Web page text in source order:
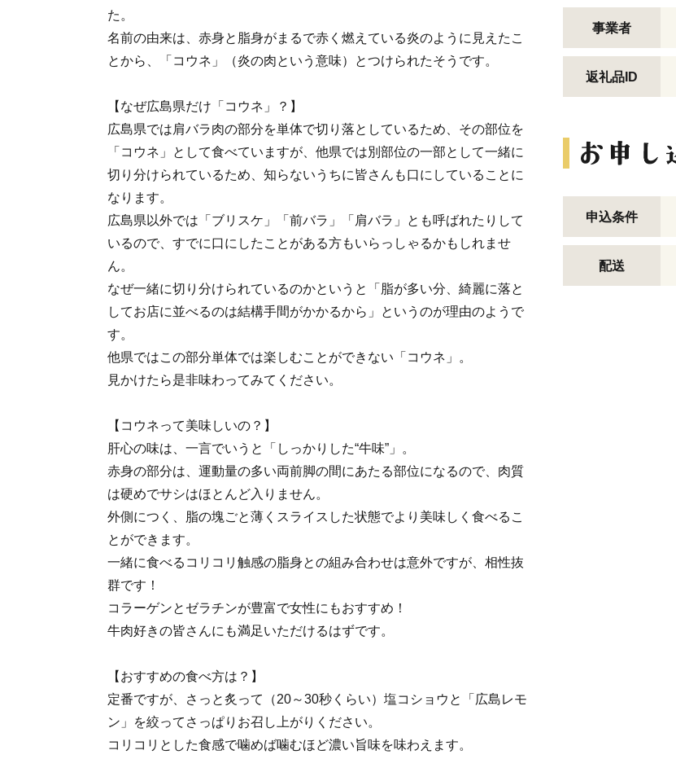
た。
名前の由来は、赤身と脂身がまるで赤く燃えている炎のように見えたこ
とから、「コウネ」（炎の肉という意味）とつけられたそうです。
【なぜ広島県だけ「コウネ」？】
広島県では肩バラ肉の部分を単体で切り落としているため、その部位を
「コウネ」として食べていますが、他県では別部位の一部として一緒に
切り分けられているため、知らないうちに皆さんも口にしていることに
なります。
広島県以外では「ブリスケ」「前バラ」「肩バラ」とも呼ばれたりして
いるので、すでに口にしたことがある方もいらっしゃるかもしれませ
ん。
なぜ一緒に切り分けられているのかというと「脂が多い分、綺麗に落と
してお店に並べるのは結構手間がかかるから」というのが理由のようで
す。
他県ではこの部分単体では楽しむことができない「コウネ」。
見かけたら是非味わってみてください。
【コウネって美味しいの？】
肝心の味は、一言でいうと「しっかりした“牛味”」。
赤身の部分は、運動量の多い両前脚の間にあたる部位になるので、肉質
は硬めでサシはほとんど入りません。
外側につく、脂の塊ごと薄くスライスした状態でより美味しく食べるこ
とができます。
一緒に食べるコリコリ触感の脂身との組み合わせは意外ですが、相性抜
群です！
コラーゲンとゼラチンが豊富で女性にもおすすめ！
牛肉好きの皆さんにも満足いただけるはずです。
【おすすめの食べ方は？】
定番ですが、さっと炙って（20～30秒くらい）塩コショウと「広島レモ
ン」を絞ってさっぱりお召し上がりください。
コリコリとした食感で噛めば噛むほど濃い旨味を味わえます。
事業者
返礼品ID
申込条件
配送